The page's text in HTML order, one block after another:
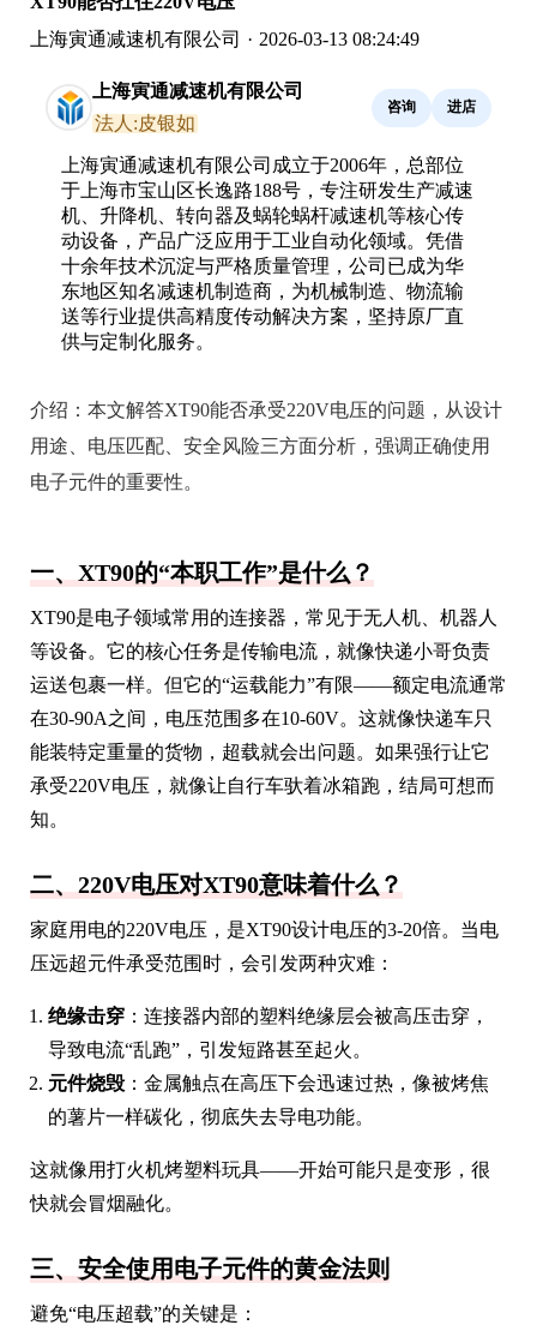
上海寅通减速机有限公司 · 2026-03-13 08:24:49
上海寅通减速机有限公司
法人:皮银如
咨询 进店
上海寅通减速机有限公司成立于2006年，总部位
于上海市宝山区长逸路188号，专注研发生产减速
机、升降机、转向器及蜗轮蜗杆减速机等核心传
动设备，产品广泛应用于工业自动化领域。凭借
十余年技术沉淀与严格质量管理，公司已成为华
东地区知名减速机制造商，为机械制造、物流输
送等行业提供高精度传动解决方案，坚持原厂直
供与定制化服务。
介绍： 本文解答XT90能否承受220V电压的问题，从设计
用途、电压匹配、安全风险三方面分析，强调正确使用
电子元件的重要性。
一、XT90的“本职工作”是什么？
XT90是电子领域常用的连接器，常见于无人机、机器人
等设备。它的核心任务是传输电流，就像快递小哥负责
运送包裹一样。但它的“运载能力”有限——额定电流通常
在30-90A之间，电压范围多在10-60V。这就像快递车只
能装特定重量的货物，超载就会出问题。如果强行让它
承受220V电压，就像让自行车驮着冰箱跑，结局可想而
知。
二、220V电压对XT90意味着什么？
家庭用电的220V电压，是XT90设计电压的3-20倍。当电
压远超元件承受范围时，会引发两种灾难：
绝缘击穿 ：连接器内部的塑料绝缘层会被高压击穿，
导致电流“乱跑”，引发短路甚至起火。
元件烧毁 ：金属触点在高压下会迅速过热，像被烤焦
的薯片一样碳化，彻底失去导电功能。
这就像用打火机烤塑料玩具——开始可能只是变形，很
快就会冒烟融化。
三、安全使用电子元件的黄金法则
避免“电压超载”的关键是：